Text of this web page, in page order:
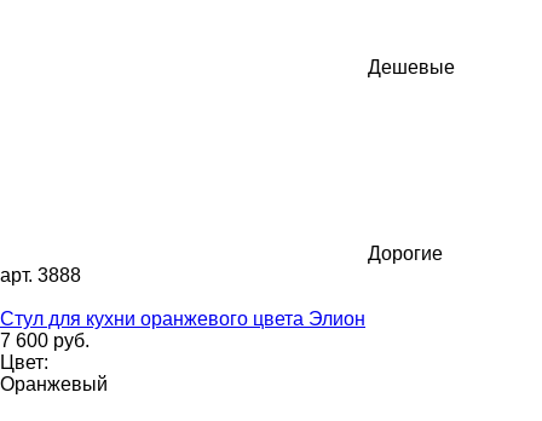
Дешевые
Дорогие
арт. 3888
Стул для кухни оранжевого цвета Элион
7 600 руб.
Цвет:
Оранжевый